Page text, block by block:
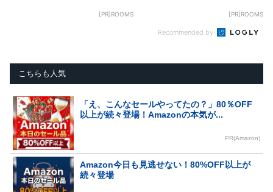
[PR]ROOMS [PR]ROOMS
Recommended by
こちらも人気
「え、こんなセールやってたの？」80％OFF
以上が続々登場！Amazonの本気が...
PR(Amazon)
Amazon今日も見逃せない！80%OFF以上が
続々登場